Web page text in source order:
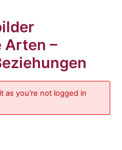
Arten –
as you're not logged in